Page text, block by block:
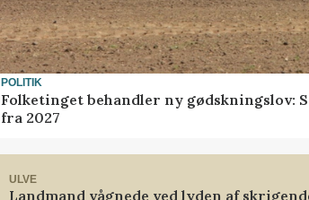
POLITIK
Folketinget behandler ny gødskningslov:
fra 2027
ULVE
Landmand vågnede ved lyden af